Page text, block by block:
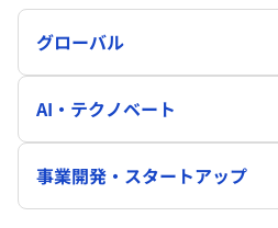
グローバル
AI・テクノベート
事業開発・スタートアップ